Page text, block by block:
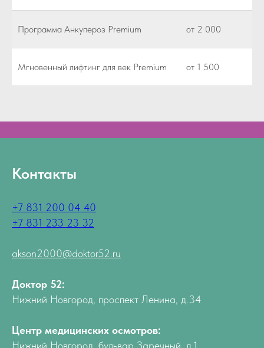
Программа Анкупероз Premium от 2 000
Мгновенный лифтинг для век Premium от 1 500
Контакты
+7 831 200 04 40
+7 831 233 23 32
akson2000@doktor52.ru
Доктор 52:
Нижний Новгород, проспект Ленина, д.34
Центр медицинских осмотров:
Нижний Новгород, бульвар Заречный, д.1